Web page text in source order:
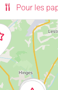
Pour les